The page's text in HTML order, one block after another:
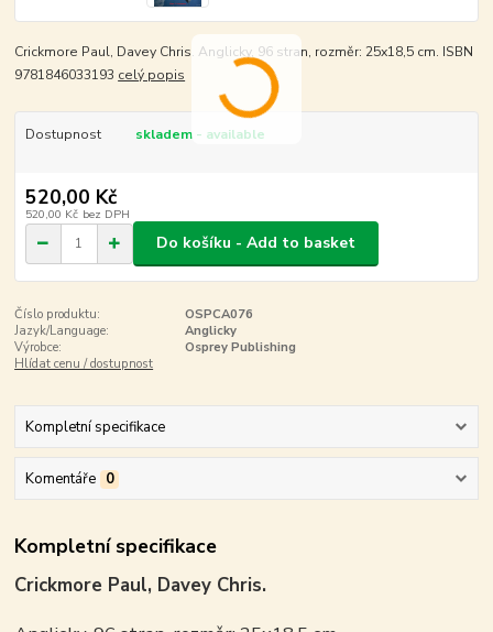
Crickmore Paul, Davey Chris. Anglicky, 96 stran, rozměr: 25x18,5 cm. ISBN
9781846033193 celý popis
Dostupnost skladem - available
520,00 Kč
520,00 Kč bez DPH
Do košíku - Add to basket
Číslo produktu:
OSPCA076
Jazyk/Language:
Anglicky
Výrobce:
Osprey Publishing
Hlídat cenu / dostupnost
Kompletní specifikace
Komentáře 0
Kompletní specifikace
Crickmore Paul, Davey Chris.